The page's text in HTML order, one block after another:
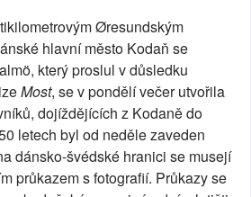
Øresundským
hlavní město Kodaň se
který proslul v důsledku
Most, se v pondělí večer utvořila
dojíždějících z Kodaně do
letech byl od neděle zaveden
dánsko-švédské hranici se musejí
průkazem s fotografií. Průkazy se